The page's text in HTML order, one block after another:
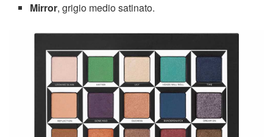
Mirror, grigio medio satinato.